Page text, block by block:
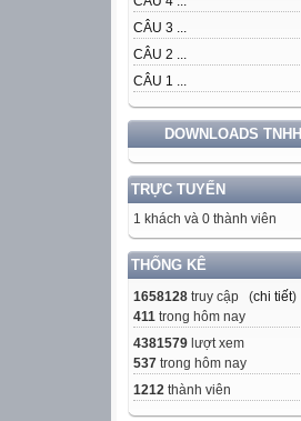
CÂU 3 ...
CÂU 2 ...
CÂU 1 ...
DOWNLOADS TNHH
TRỰC TUYẾN
1 khách và 0 thành viên
THỐNG KÊ
1658128 truy cập (chi tiết)
411 trong hôm nay
4381579 lượt xem
537 trong hôm nay
1212 thành viên